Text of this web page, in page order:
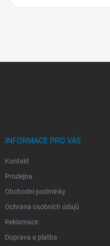
INFORMACE PRO VÁS
Kontakt
Prodejna
Obchodní podmínky
Ochrana osobních údajů
Reklamace
Doprava a platba